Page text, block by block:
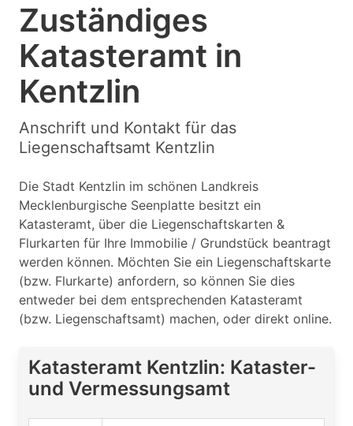
Zuständiges
Katasteramt in
Kentzlin
Anschrift und Kontakt für das
Liegenschaftsamt Kentzlin
Die Stadt Kentzlin im schönen Landkreis
Mecklenburgische Seenplatte besitzt ein
Katasteramt, über die Liegenschaftskarten &
Flurkarten für Ihre Immobilie / Grundstück beantragt
werden können. Möchten Sie ein Liegenschaftskarte
(bzw. Flurkarte) anfordern, so können Sie dies
entweder bei dem entsprechenden Katasteramt
(bzw. Liegenschaftsamt) machen, oder direkt online.
Katasteramt Kentzlin: Kataster-
und Vermessungsamt